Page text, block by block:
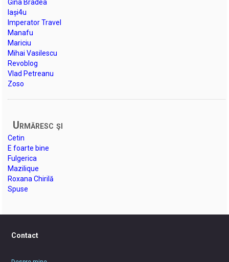
Gina Bradea
Iași4u
Imperator Travel
Manafu
Mariciu
Mihai Vasilescu
Revoblog
Vlad Petreanu
Zoso
Urmăresc şi
Cetin
E foarte bine
Fulgerica
Mazilique
Roxana Chirilă
Spuse
Contact